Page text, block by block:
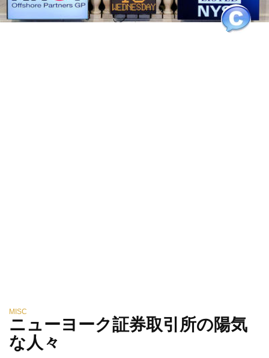
MISC
ニューヨーク証券取引所の陽気
な人々